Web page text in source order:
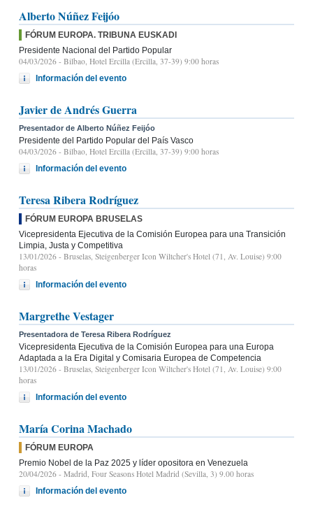
Alberto Núñez Feijóo
FÓRUM EUROPA. TRIBUNA EUSKADI
Presidente Nacional del Partido Popular
04/03/2026 - Bilbao, Hotel Ercilla (Ercilla, 37-39) 9:00 horas
Información del evento
Javier de Andrés Guerra
Presentador de Alberto Núñez Feijóo
Presidente del Partido Popular del País Vasco
04/03/2026 - Bilbao, Hotel Ercilla (Ercilla, 37-39) 9:00 horas
Información del evento
Teresa Ribera Rodríguez
FÓRUM EUROPA BRUSELAS
Vicepresidenta Ejecutiva de la Comisión Europea para una Transición
Limpia, Justa y Competitiva
13/01/2026 - Bruselas, Steigenberger Icon Wiltcher's Hotel (71, Av. Louise) 9:00
horas
Información del evento
Margrethe Vestager
Presentadora de Teresa Ribera Rodríguez
Vicepresidenta Ejecutiva de la Comisión Europea para una Europa
Adaptada a la Era Digital y Comisaria Europea de Competencia
13/01/2026 - Bruselas, Steigenberger Icon Wiltcher's Hotel (71, Av. Louise) 9:00
horas
Información del evento
María Corina Machado
FÓRUM EUROPA
Premio Nobel de la Paz 2025 y líder opositora en Venezuela
20/04/2026 - Madrid, Four Seasons Hotel Madrid (Sevilla, 3) 9.00 horas
Información del evento